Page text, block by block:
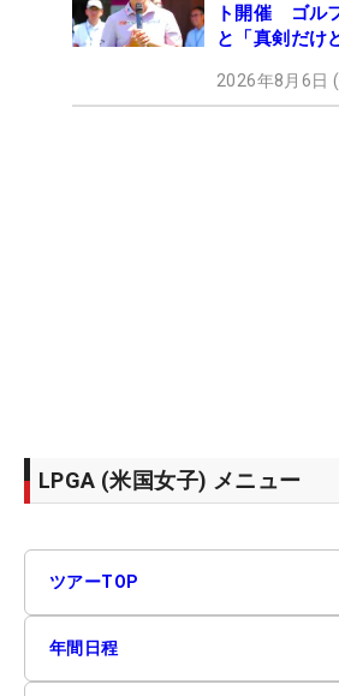
ト開催 ゴル
と「真剣だけ
2026年8月6日
LPGA (米国女子) メニュー
ツアーTOP
年間日程